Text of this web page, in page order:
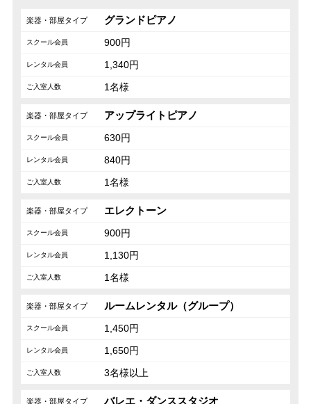
グランドピアノ
900円
1,340円
1名様
アップライトピアノ
630円
840円
1名様
エレクトーン
900円
1,130円
1名様
ルームレンタル（グループ）
1,450円
1,650円
3名様以上
バレエ・ダンススタジオ